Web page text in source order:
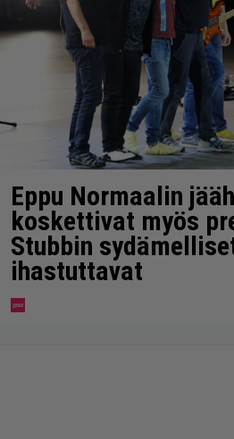
Eppu Normaalin
koskettivat myös
Stubbin
ihastuttavat